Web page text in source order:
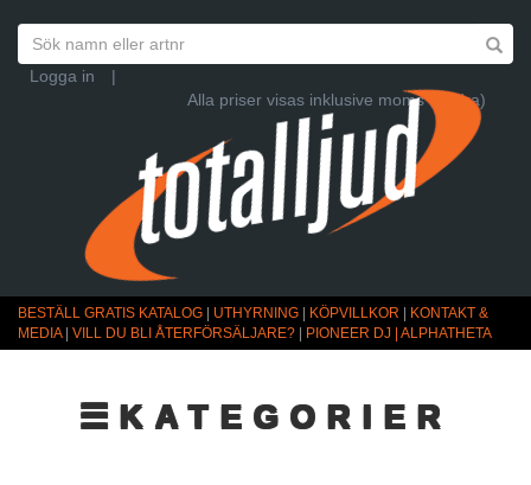
Logga in
|
Alla priser visas inklusive moms (Ändra)
BESTÄLL GRATIS KATALOG UTHYRNING KÖPVILLKOR
KONTAKT &
MEDIA| VILL DU BLI ÅTERFÖRSÄLJARE? PIONEER DJ | ALPHATHETA
☰KATEGORIER